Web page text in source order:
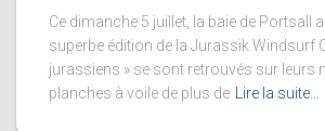
Ce dimanche 5 juillet, la baie de Portsall
superbe édition de la Jurassik Windsurf
jurassiens » se sont retrouvés sur leurs
planches à voile de plus de Lire la suite…